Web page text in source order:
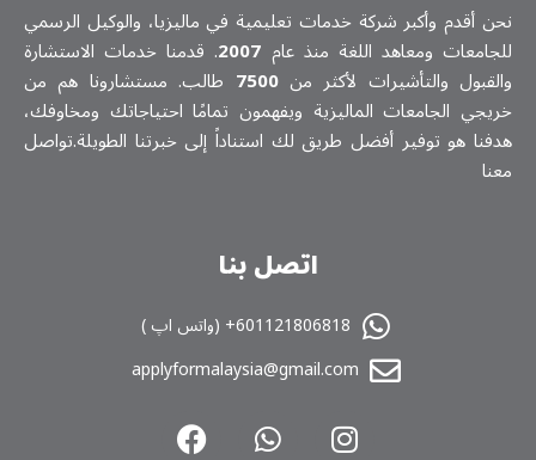
نحن أقدم وأكبر شركة خدمات تعلیمیة في ماليزيا، والوكيل الرسمي
للجامعات ومعاهد اللغة منذ عام 2007. قدمنا خدمات الاستشارة
والقبول والتأشيرات لأكثر من7500 طالب. مستشارونا هم من
خريجي الجامعات الماليزية ويفهمون تمامًا احتياجاتك ومخاوفك،
هدفنا هو توفير أفضل طريق لك استناداً إلى خبرتنا الطويلة.تواصل
معنا
اتصل بنا
601121806818+ (واتس اپ )
applyformalaysia@gmail.com